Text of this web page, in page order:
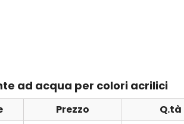
ad acqua per colori acrilici
Prezzo Q.tà